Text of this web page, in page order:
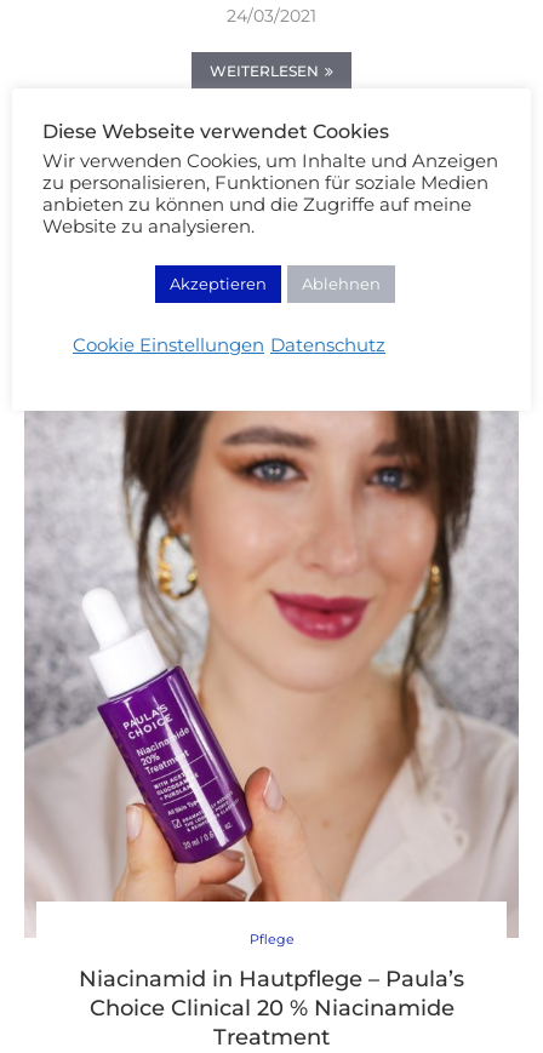
24/03/2021
WEITERLESEN
Pflege
Niacinamid in Hautpflege – Paula’s
Choice Clinical 20 % Niacinamide
Treatment
Diese Webseite verwendet Cookies
Wir verwenden Cookies, um Inhalte und Anzeigen
zu personalisieren, Funktionen für soziale Medien
anbieten zu können und die Zugriffe auf meine
Website zu analysieren.
Akzeptieren Ablehnen
Cookie Einstellungen Datenschutz